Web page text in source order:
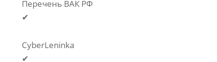
Перечень ВАК РФ
✔
CyberLeninka
✔